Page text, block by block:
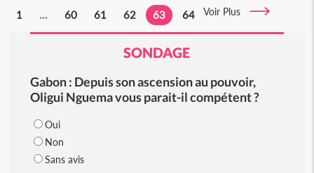
1 ... 60 61 62 63 64 Voir Plus
SONDAGE
Gabon : Depuis son ascension au pouvoir,
Oligui Nguema vous parait-il compétent ?
Oui
Non
Sans avis